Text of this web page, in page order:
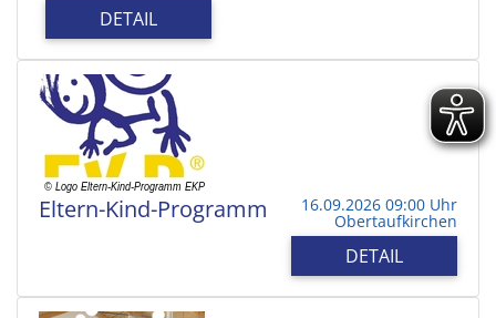
DETAIL
Eltern-Kind-Programm 16.09.2026 09:00 Uhr
Obertaufkirchen
DETAIL